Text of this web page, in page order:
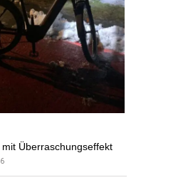
Überraschungseffekt